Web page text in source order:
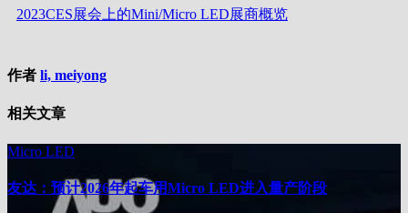
2023CES展会上的Mini/Micro LED展商概览
作者 li, meiyong
相关文章
Micro LED
友达：预计2026年起车用Micro LED进入量产阶段